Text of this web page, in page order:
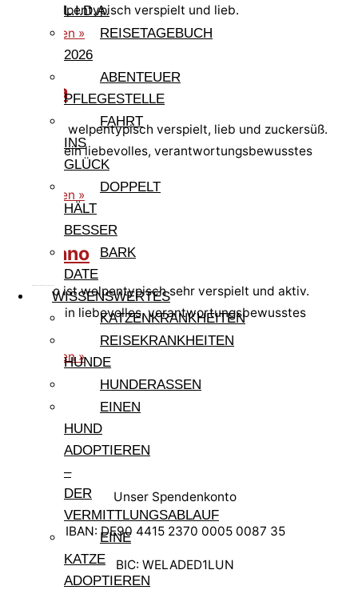
L.I.D.A.
REISETAGEBUCH
2026
ABENTEUER
PFLEGESTELLE
FAHRT
INS
GLÜCK
DOPPELT
HÄLT
BESSER
BARK
DATE
WISSENSWERTES
KATZENKRANKHEITEN
REISEKRANKHEITEN
HUNDE
HUNDERASSEN
EINEN
HUND
ADOPTIEREN
–
DER
VERMITTLUNGSABLAUF
EINE
KATZE
ADOPTIEREN
Sie ist welpentypisch verspielt und lieb.
weiterlesen »
Gisella
Gisella ist welpentypisch verspielt, lieb und zuckersüß.
Sie sucht ein liebevolles, verantwortungsbewusstes
weiterlesen »
Germano
Germano ist welpentypisch sehr verspielt und aktiv.
Er sucht ein liebevolles, verantwortungsbewusstes
weiterlesen »
Unser Spendenkonto
IBAN: DE90 4415 2370 0005 0087 35
BIC: WELADED1LUN